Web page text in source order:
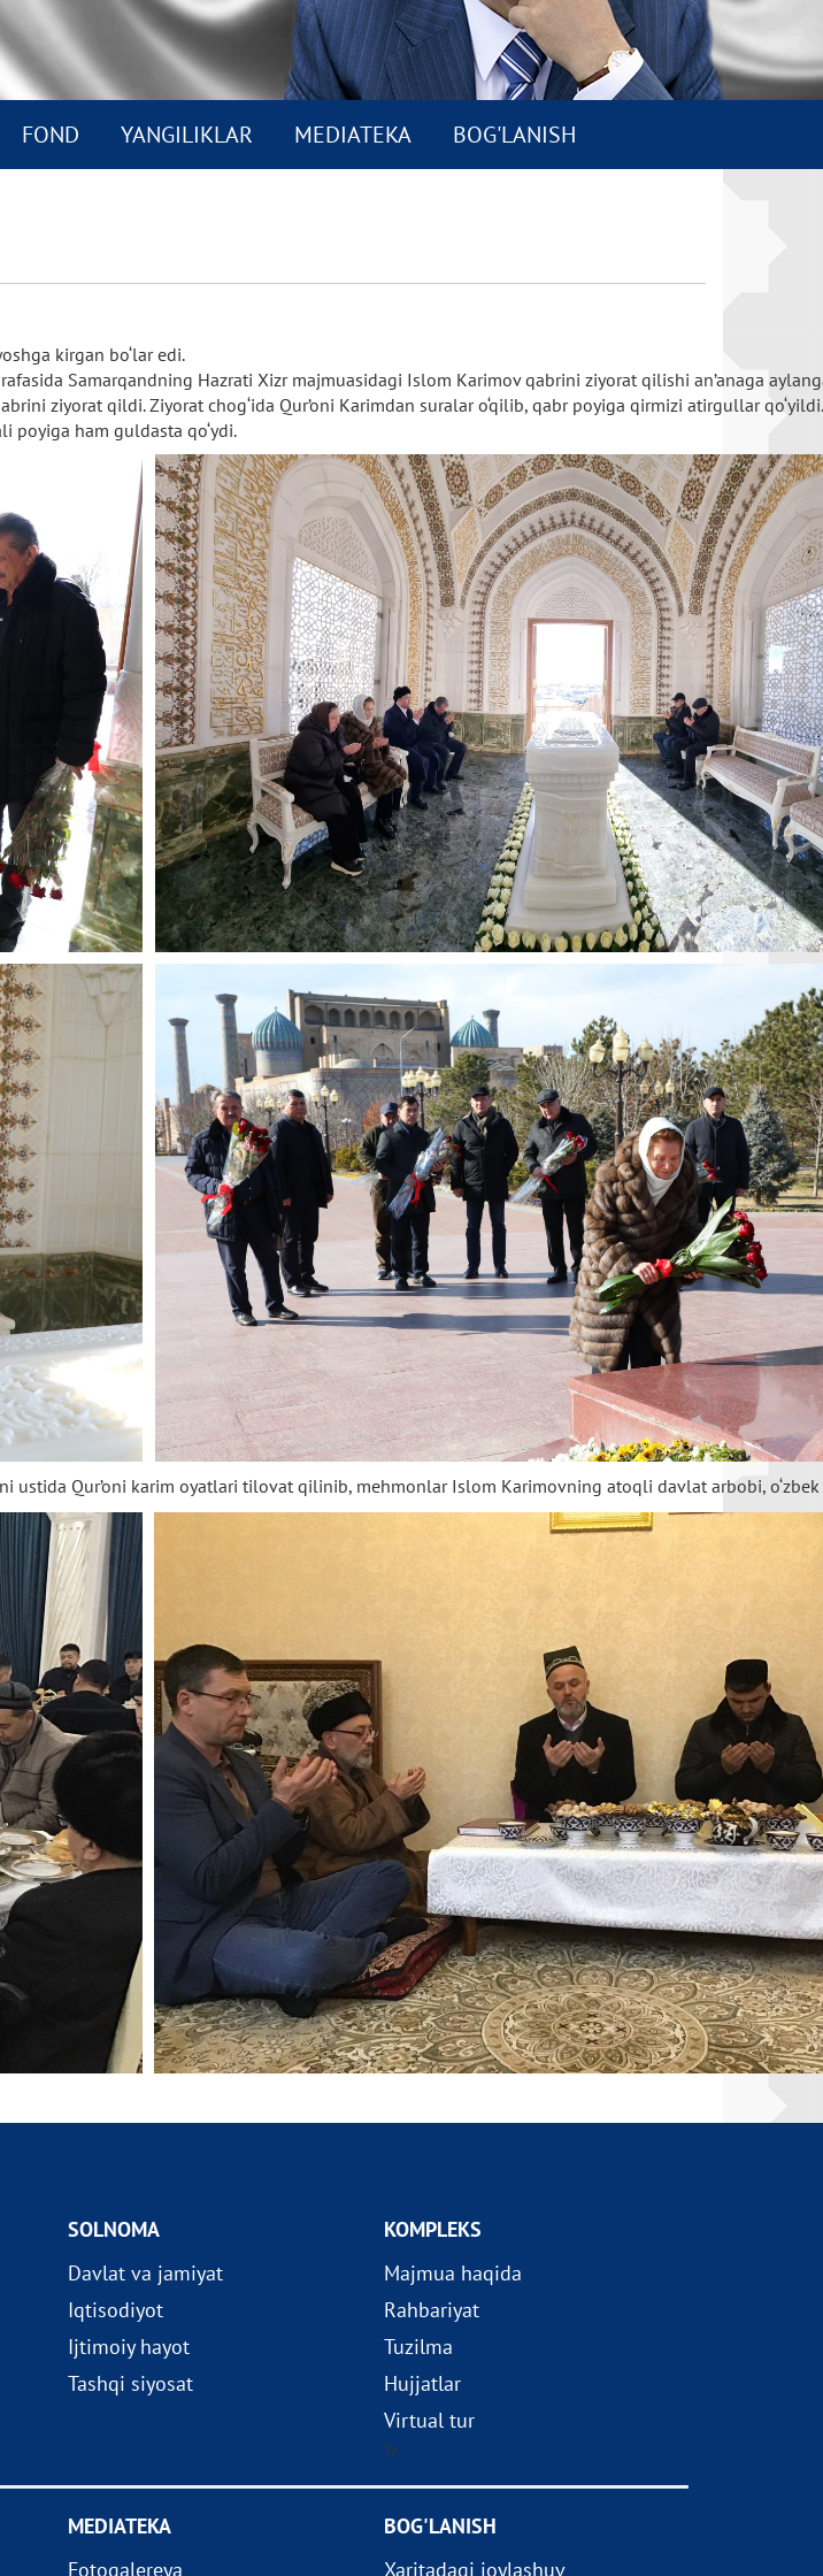
FOND YANGILIKLAR MEDIATEKA BOG'LANISH
kirgan bo‘lar edi.
Samarqandning Hazrati Xizr majmuasidagi Islom Karimov qabrini ziyorat qilishi an’anaga
ziyorat qildi. Ziyorat chog‘ida Qur’oni Karimdan suralar o‘qilib, qabr poyiga qirmizi atirgullar qo‘yildi.
poyiga ham guldasta qo‘ydi.
ustida Qur’oni karim oyatlari tilovat qilinib, mehmonlar Islom Karimovning atoqli davlat arbobi, o‘zbek
SOLNOMA
Davlat va jamiyat
Iqtisodiyot
Ijtimoiy hayot
Tashqi siyosat
KOMPLEKS
Majmua haqida
Rahbariyat
Tuzilma
Hujjatlar
Virtual tur
?>
MEDIATEKA
Fotogalereya
BOG'LANISH
Xaritadagi joylashuv